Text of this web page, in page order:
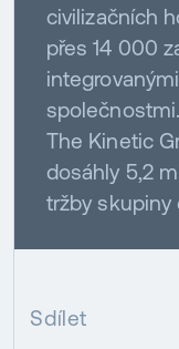
civilizačních
přes 14 000
The Kinetic
dosáhly 5,2
tržby skupiny
Sdílet